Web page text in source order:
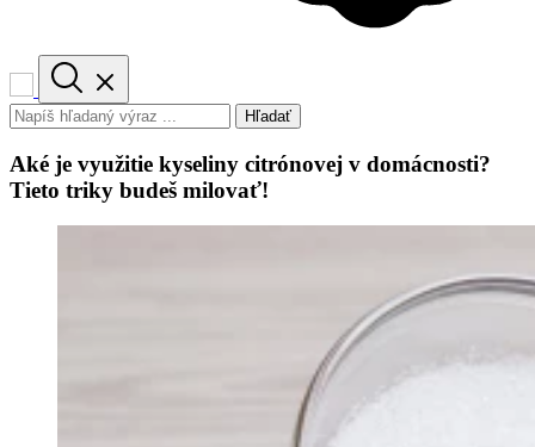
Hľadať
Aké je využitie kyseliny citrónovej v domácnosti?
Tieto triky budeš milovať!